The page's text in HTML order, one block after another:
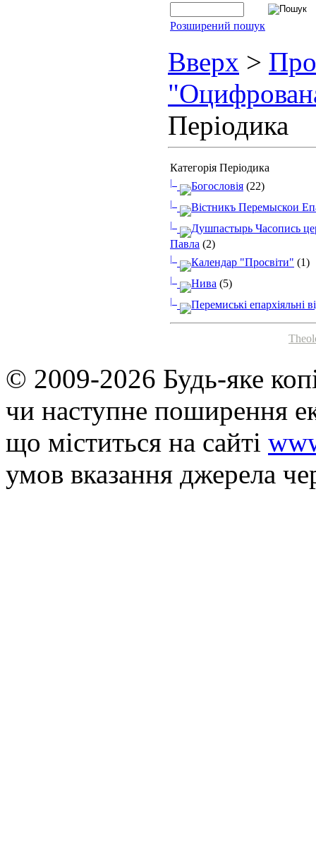
Розширений пошук
Вверх >
Періодика
Категорія Періодика
|_ Богословія (22)
|_ Вістникъ Перемыскои
|_
Душпастырь Часопись
Павла (2)
|_ Календар "Просвіти" (1)
|_ Нива (5)
|_ Перемиські епархіяльні
© 2009-2026 Будь-яке
чи наступне поширення
що мiститься на сайті
умов вказання джерела